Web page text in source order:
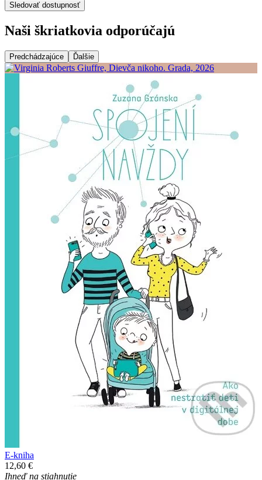
Sledovať dostupnosť
Naši škriatkovia odporúčajú
Predchádzajúce Ďalšie
E-kniha
12,60 €
Ihneď na stiahnutie